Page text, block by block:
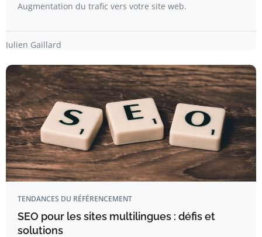
Augmentation du trafic vers votre site web.
Julien Gaillard
TENDANCES DU RÉFÉRENCEMENT
SEO pour les sites multilingues : défis et
solutions